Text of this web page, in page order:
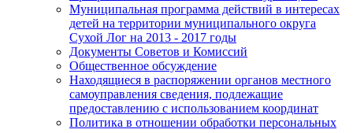
Муниципальная программа действий в интересах
детей на территории муниципального округа
Сухой Лог на 2013 - 2017 годы
Документы Советов и Комиссий
Общественное обсуждение
Находящиеся в распоряжении органов местного
самоуправления сведения, подлежащие
предоставлению с использованием координат
Политика в отношении обработки персональных